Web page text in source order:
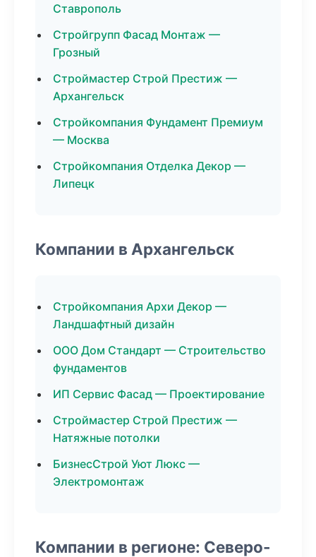
Ставрополь
Стройгрупп Фасад Монтаж —
Грозный
Строймастер Строй Престиж —
Архангельск
Стройкомпания Фундамент Премиум
— Москва
Стройкомпания Отделка Декор —
Липецк
Компании в Архангельск
Стройкомпания Архи Декор —
Ландшафтный дизайн
ООО Дом Стандарт — Строительство
фундаментов
ИП Сервис Фасад — Проектирование
Строймастер Строй Престиж —
Натяжные потолки
БизнесСтрой Уют Люкс —
Электромонтаж
Компании в регионе: Северо-